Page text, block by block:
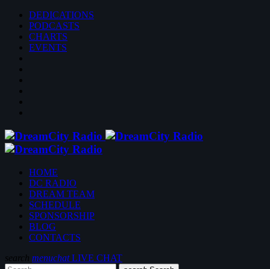
DEDICATIONS
PODCASTS
CHARTS
EVENTS
HOME
DC RADIO
DREAM TEAM
SCHEDULE
SPONSORSHIP
BLOG
CONTACTS
search menuchatLIVE CHAT